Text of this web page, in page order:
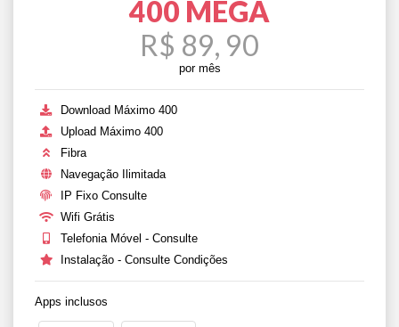
400 MEGA
R$ 89, 90
por mês
Download Máximo 400
Upload Máximo 400
Fibra
Navegação Ilimitada
IP Fixo Consulte
Wifi Grátis
Telefonia Móvel - Consulte
Instalação - Consulte Condições
Apps inclusos